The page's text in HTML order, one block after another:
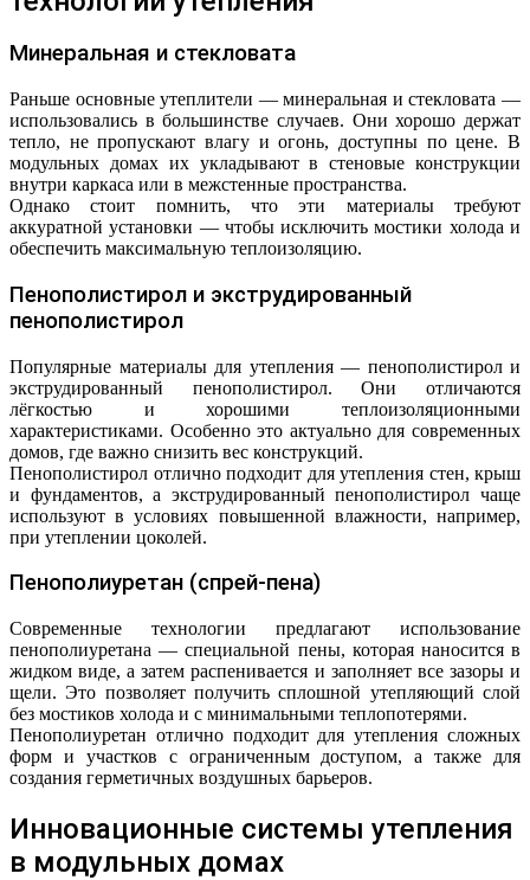
Минеральная и стекловата
Раньше основные утеплители — минеральная и стекловата —
использовались в большинстве случаев. Они хорошо держат
тепло, не пропускают влагу и огонь, доступны по цене. В
модульных домах их укладывают в стеновые конструкции
внутри каркаса или в межстенные пространства.
Однако стоит помнить, что эти материалы требуют
аккуратной установки — чтобы исключить мостики холода и
обеспечить максимальную теплоизоляцию.
Пенополистирол и экструдированный
пенополистирол
Популярные материалы для утепления — пенополистирол и
экструдированный пенополистирол. Они отличаются
лёгкостью и хорошими теплоизоляционными
характеристиками. Особенно это актуально для современных
домов, где важно снизить вес конструкций.
Пенополистирол отлично подходит для утепления стен, крыш
и фундаментов, а экструдированный пенополистирол чаще
используют в условиях повышенной влажности, например,
при утеплении цоколей.
Пенополиуретан (спрей-пена)
Современные технологии предлагают использование
пенополиуретана — специальной пены, которая наносится в
жидком виде, а затем распенивается и заполняет все зазоры и
щели. Это позволяет получить сплошной утепляющий слой
без мостиков холода и с минимальными теплопотерями.
Пенополиуретан отлично подходит для утепления сложных
форм и участков с ограниченным доступом, а также для
создания герметичных воздушных барьеров.
Инновационные системы утепления
в модульных домах